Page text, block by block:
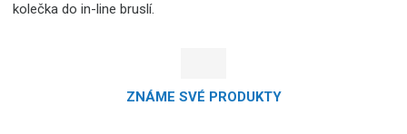
kolečka do in-line bruslí.
ZNÁME SVÉ PRODUKTY